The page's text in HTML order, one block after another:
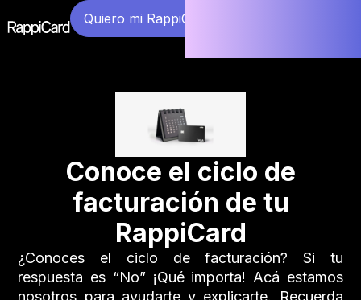
Quiero mi RappiCard
Conoce el ciclo de
facturación de tu
RappiCard
¿Conoces el ciclo de facturación? Si tu
respuesta es “No” ¡Qué importa! Acá estamos